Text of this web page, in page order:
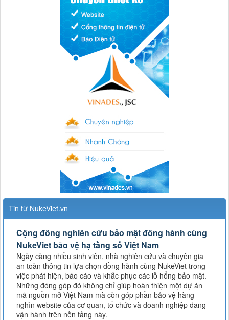
Tin từ NukeViet.vn
Cộng đồng nghiên cứu bảo mật đồng hành cùng
NukeViet bảo vệ hạ tầng số Việt Nam
Ngày càng nhiều sinh viên, nhà nghiên cứu và chuyên gia
an toàn thông tin lựa chọn đồng hành cùng NukeViet trong
việc phát hiện, báo cáo và khắc phục các lỗ hổng bảo mật.
Những đóng góp đó không chỉ giúp hoàn thiện một dự án
mã nguồn mở Việt Nam mà còn góp phần bảo vệ hàng
nghìn website của cơ quan, tổ chức và doanh nghiệp đang
vận hành trên nền tảng này.